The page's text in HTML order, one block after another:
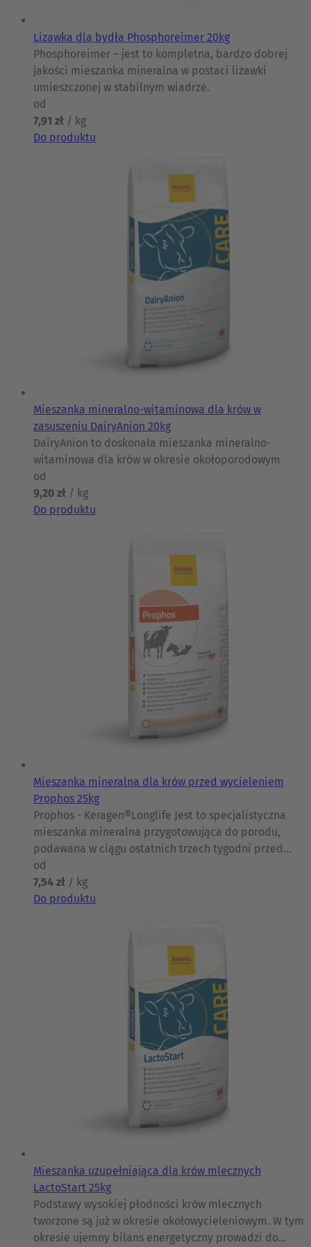
Lizawka dla bydła Phosphoreimer 20kg
Phosphoreimer – jest to kompletna, bardzo dobrej
jakości mieszanka mineralna w postaci lizawki
umieszczonej w stabilnym wiadrze.
od
7,91 zł / kg
Do produktu
Mieszanka mineralno-witaminowa dla krów w
zasuszeniu DairyAnion 20kg
DairyAnion to doskonała mieszanka mineralno-
witaminowa dla krów w okresie okołoporodowym
od
9,20 zł / kg
Do produktu
Mieszanka mineralna dla krów przed wycieleniem
Prophos 25kg
Prophos - Keragen®Longlife Jest to specjalistyczna
mieszanka mineralna przygotowująca do porodu,
podawana w ciągu ostatnich trzech tygodni przed
wycieleniem. Przyczynia się ona znacząco do
zmniejszenia ryzyka porażenia i zalegania
poporodowego. To dietetyczna pasza dla krów
od
7,54 zł / kg
Do produktu
Mieszanka uzupełniająca dla krów mlecznych
LactoStart 25kg
Podstawy wysokiej płodności krów mlecznych
tworzone są już w okresie okołowycieleniowym. W tym
okresie ujemny bilans energetyczny prowadzi do